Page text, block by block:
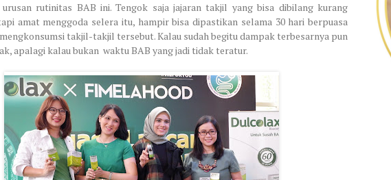
rutinitas BAB ini. Tengok saja jajaran takjil yang bisa dibilang kurang
amat menggoda selera itu, hampir bisa dipastikan selama 30 hari berpuasa
takjil-takjil tersebut. Kalau sudah begitu dampak terbesarnya pun
apalagi kalau bukan waktu BAB yang jadi tidak teratur.